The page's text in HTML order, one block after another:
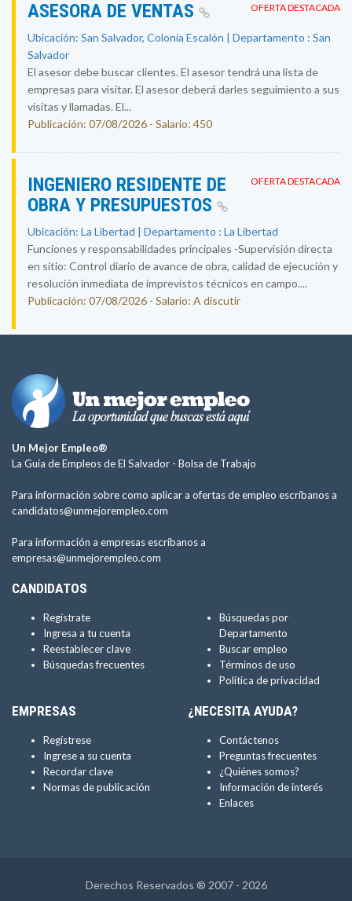
OFERTA DESTACADA
ASESORA DE VENTAS
Ubicación: San Salvador, Colonia Escalón | Departamento : San
Salvador
El asesor debe buscar clientes. El asesor tendrá una lista de
empresas para visitar. El asesor deberá darles seguimiento a sus
visitas y llamadas. El...
Publicación: 07/08/2026 - Salario: 450
OFERTA DESTACADA
INGENIERO RESIDENTE DE
OBRA Y PRESUPUESTOS
Ubicación: La Libertad | Departamento : La Libertad
Funciones y responsabilidades principales -Supervisión directa
en sitio: Control diario de avance de obra, calidad de ejecución y
resolución inmediata de imprevistos técnicos en campo....
Publicación: 07/08/2026 - Salario: A discutir
Un Mejor Empleo®
La Guía de Empleos de El Salvador - Bolsa de Trabajo
Para información sobre como aplicar a ofertas de empleo escríbanos a
candidatos@unmejorempleo.com
Para información a empresas escríbanos a
empresas@unmejorempleo.com
CANDIDATOS
Regístrate
Ingresa a tu cuenta
Reestablecer clave
Búsquedas frecuentes
Búsquedas por
Departamento
Buscar empleo
Términos de uso
Política de privacidad
EMPRESAS
Regístrese
Ingrese a su cuenta
Recordar clave
Normas de publicación
¿NECESITA AYUDA?
Contáctenos
Preguntas frecuentes
¿Quiénes somos?
Información de interés
Enlaces
Derechos Reservados ® 2007 - 2026